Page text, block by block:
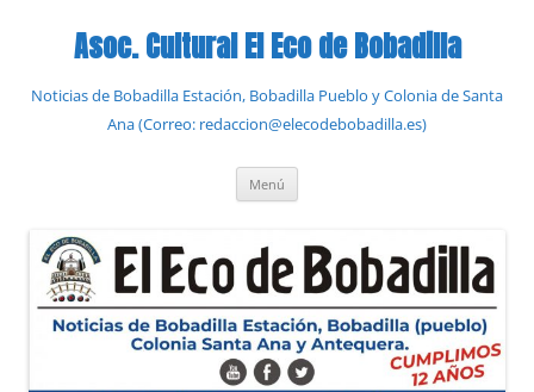
contenidoAsoc. Cultural El Eco de Bobadilla
Noticias de Bobadilla Estación, Bobadilla Pueblo y Colonia de Santa
Ana (Correo: redaccion@elecodebobadilla.es)
Menú